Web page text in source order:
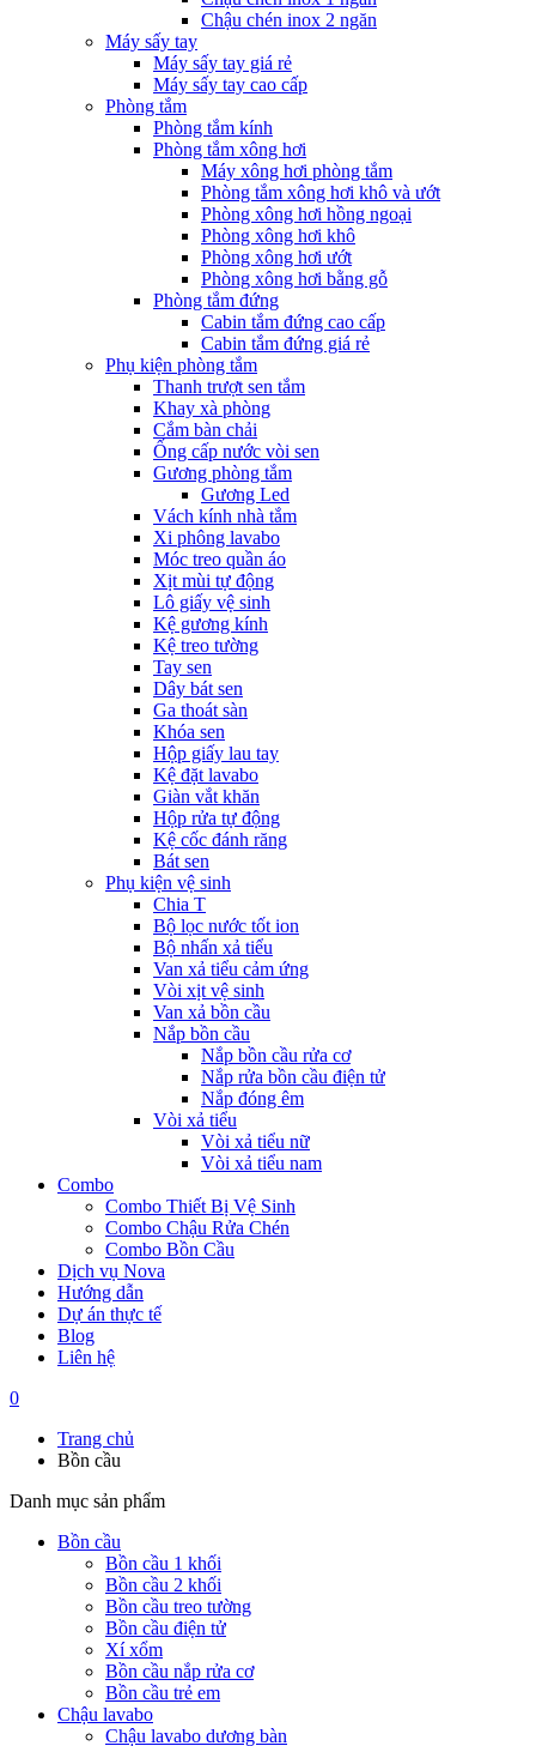
Chậu chén inox 2 ngăn
Máy sấy tay
Máy sấy tay giá rẻ
Máy sấy tay cao cấp
Phòng tắm
Phòng tắm kính
Phòng tắm xông hơi
Máy xông hơi phòng tắm
Phòng tắm xông hơi khô và ướt
Phòng xông hơi hồng ngoại
Phòng xông hơi khô
Phòng xông hơi ướt
Phòng xông hơi bằng gỗ
Phòng tắm đứng
Cabin tắm đứng cao cấp
Cabin tắm đứng giá rẻ
Phụ kiện phòng tắm
Thanh trượt sen tắm
Khay xà phòng
Cắm bàn chải
Ống cấp nước vòi sen
Gương phòng tắm
Gương Led
Vách kính nhà tắm
Xi phông lavabo
Móc treo quần áo
Xịt mùi tự động
Lô giấy vệ sinh
Kệ gương kính
Kệ treo tường
Tay sen
Dây bát sen
Ga thoát sàn
Khóa sen
Hộp giấy lau tay
Kệ đặt lavabo
Giàn vắt khăn
Hộp rửa tự động
Kệ cốc đánh răng
Bát sen
Phụ kiện vệ sinh
Chia T
Bộ lọc nước tốt ion
Bộ nhấn xả tiểu
Van xả tiểu cảm ứng
Vòi xịt vệ sinh
Van xả bồn cầu
Nắp bồn cầu
Nắp bồn cầu rửa cơ
Nắp rửa bồn cầu điện tử
Nắp đóng êm
Vòi xả tiểu
Vòi xả tiểu nữ
Vòi xả tiểu nam
Combo
Combo Thiết Bị Vệ Sinh
Combo Chậu Rửa Chén
Combo Bồn Cầu
Dịch vụ Nova
Hướng dẫn
Dự án thực tế
Blog
Liên hệ
0
Trang chủ
Bồn cầu
Danh mục sản phẩm
Bồn cầu
Bồn cầu 1 khối
Bồn cầu 2 khối
Bồn cầu treo tường
Bồn cầu điện tử
Xí xổm
Bồn cầu nắp rửa cơ
Bồn cầu trẻ em
Chậu lavabo
Chậu lavabo dương bàn